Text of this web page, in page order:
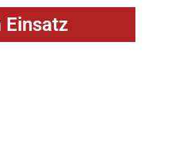
Einsatz